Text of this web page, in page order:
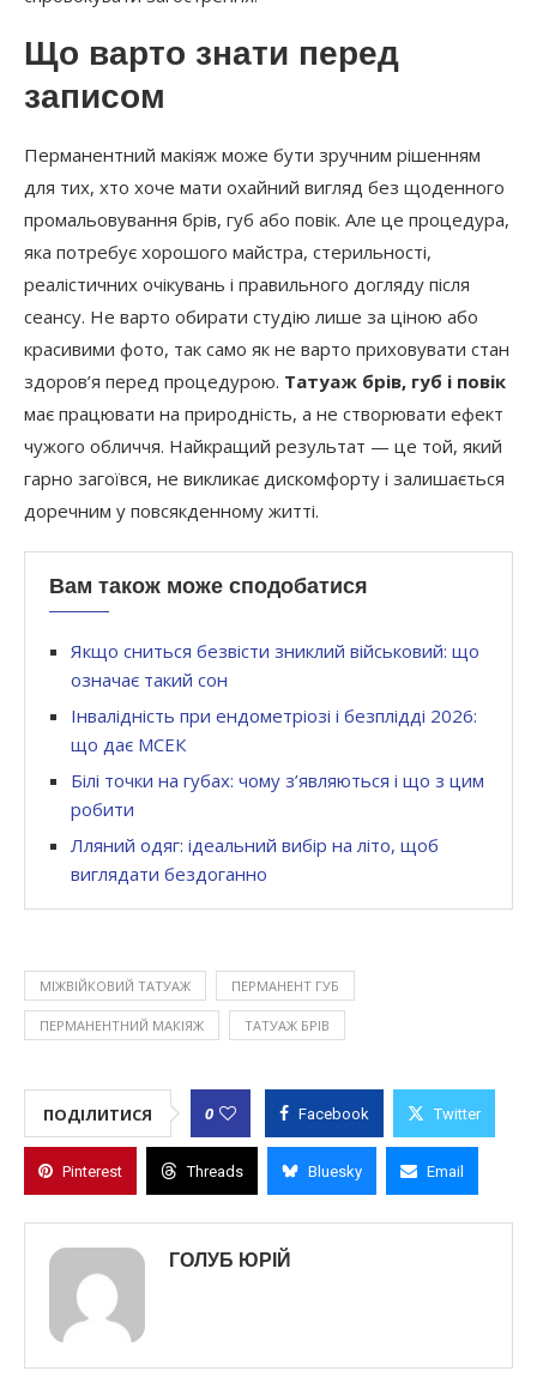
Що варто знати перед
записом
Перманентний макіяж може бути зручним рішенням
для тих, хто хоче мати охайний вигляд без щоденного
промальовування брів, губ або повік. Але це процедура,
яка потребує хорошого майстра, стерильності,
реалістичних очікувань і правильного догляду після
сеансу. Не варто обирати студію лише за ціною або
красивими фото, так само як не варто приховувати стан
здоров’я перед процедурою. Татуаж брів, губ і повік
має працювати на природність, а не створювати ефект
чужого обличчя. Найкращий результат — це той, який
гарно загоївся, не викликає дискомфорту і залишається
доречним у повсякденному житті.
Вам також може сподобатися
Якщо сниться безвісти зниклий військовий: що
означає такий сон
Інвалідність при ендометріозі і безплідді 2026:
що дає МСЕК
Білі точки на губах: чому з’являються і що з цим
робити
Лляний одяг: ідеальний вибір на літо, щоб
виглядати бездоганно
МІЖВІЙКОВИЙ ТАТУАЖ ПЕРМАНЕНТ ГУБ
ПЕРМАНЕНТНИЙ МАКІЯЖ ТАТУАЖ БРІВ
ПОДІЛИТИСЯ 0 Facebook Twitter
Pinterest Threads Bluesky Email
ГОЛУБ ЮРІЙ